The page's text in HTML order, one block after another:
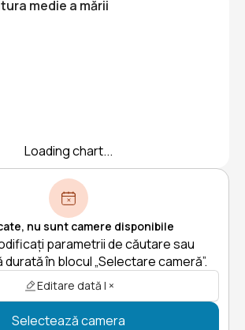
medie a mării
Loading chart...
nu sunt camere disponibile
parametrii de căutare sau
în blocul „Selectare cameră”.
Editare dată | ×
Selectează camera